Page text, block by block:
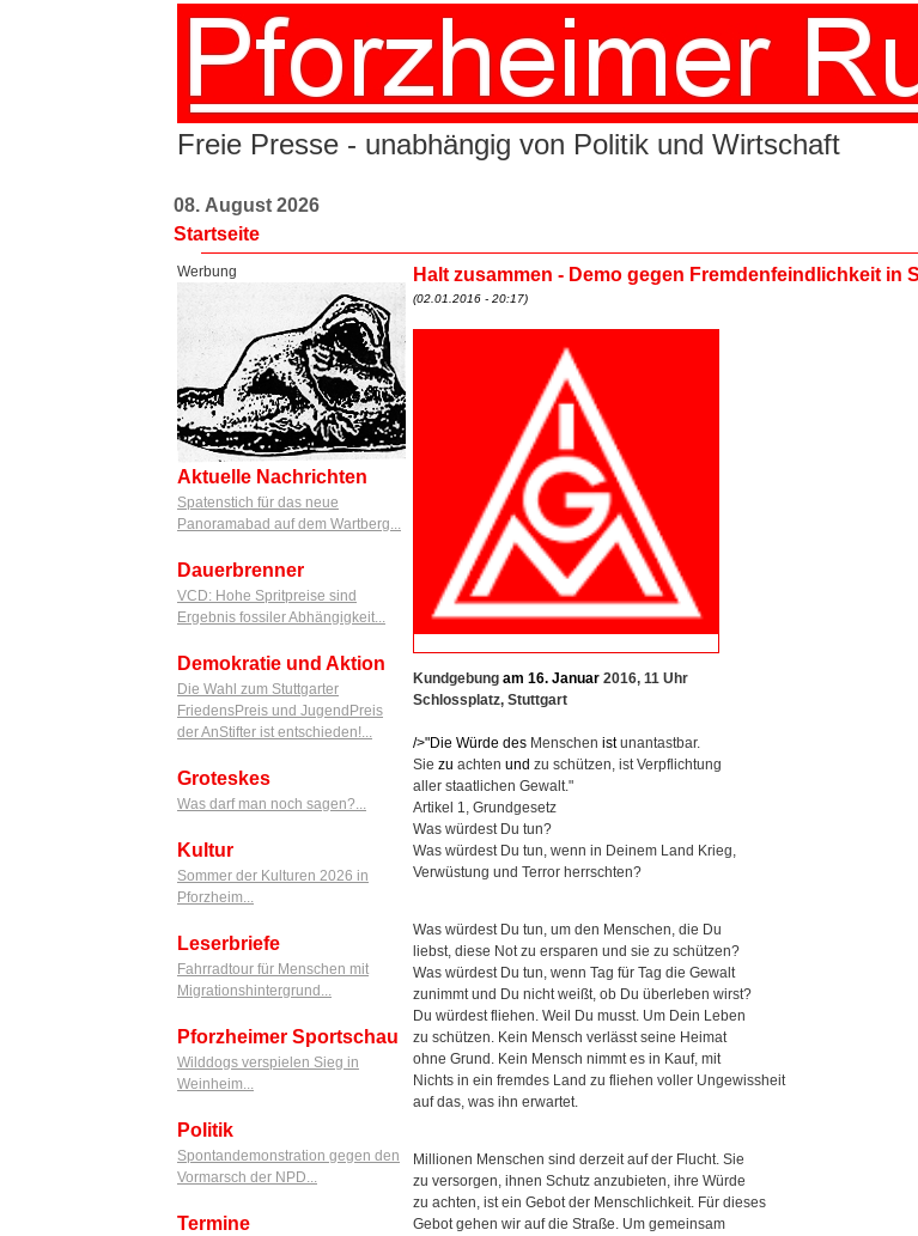
Freie Presse - unabhängig von Politik und Wirtschaft
08. August 2026
Startseite
Werbung
Aktuelle Nachrichten
Spatenstich für das neue
Panoramabad auf dem Wartberg...
Dauerbrenner
VCD: Hohe Spritpreise sind
Ergebnis fossiler Abhängigkeit...
Demokratie und Aktion
Die Wahl zum Stuttgarter
FriedensPreis und JugendPreis
der AnStifter ist entschieden!...
Groteskes
Was darf man noch sagen?...
Kultur
Sommer der Kulturen 2026 in
Pforzheim...
Leserbriefe
Fahrradtour für Menschen mit
Migrationshintergrund...
Pforzheimer Sportschau
Wilddogs verspielen Sieg in
Weinheim...
Politik
Spontandemonstration gegen den
Vormarsch der NPD...
Termine
Halt zusammen - Demo gegen Fremdenfeindlichkeit in
(02.01.2016 - 20:17)
Kundgebung am 16. Januar 2016, 11 Uhr
Schlossplatz, Stuttgart
/>"Die Würde des Menschen istunantastbar.
Sie zu achten und zu schützen, ist Verpflichtung
aller staatlichen Gewalt."
Artikel 1, Grundgesetz
Was würdest Du tun?
Was würdest Du tun, wenn in Deinem Land Krieg,
Verwüstung und Terror herrschten?
Was würdest Du tun, um den Menschen, die Du
liebst, diese Not zu ersparen und sie zu schützen?
Was würdest Du tun, wenn Tag für Tag die Gewalt
zunimmt und Du nicht weißt, ob Du überleben wirst?
Du würdest fliehen. Weil Du musst. Um Dein Leben
zu schützen. Kein Mensch verlässt seine Heimat
ohne Grund. Kein Mensch nimmt es in Kauf, mit
Nichts in ein fremdes Land zu fliehen voller Ungewissheit
auf das, was ihn erwartet.
Millionen Menschen sind derzeit auf der Flucht. Sie
zu versorgen, ihnen Schutz anzubieten, ihre Würde
zu achten, ist ein Gebot der Menschlichkeit. Für dieses
Gebot gehen wir auf die Straße. Um gemeinsam